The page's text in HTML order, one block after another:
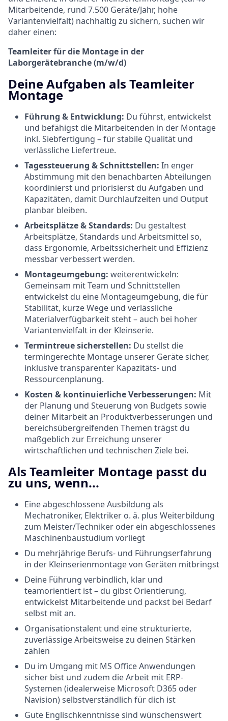
Mitarbeitende, rund 7.500 Geräte/Jahr, hohe
Variantenvielfalt) nachhaltig zu sichern, suchen wir
daher einen:
Teamleiter für die Montage in der
Laborgerätebranche (m/w/d)
Deine Aufgaben als Teamleiter
Montage
Führung & Entwicklung: Du führst, entwickelst
und befähigst die Mitarbeitenden in der Montage
inkl. Siebfertigung – für stabile Qualität und
verlässliche Liefertreue.
Tagessteuerung & Schnittstellen: In enger
Abstimmung mit den benachbarten Abteilungen
koordinierst und priorisierst du Aufgaben und
Kapazitäten, damit Durchlaufzeiten und Output
planbar bleiben.
Arbeitsplätze & Standards: Du gestaltest
Arbeitsplätze, Standards und Arbeitsmittel so,
dass Ergonomie, Arbeitssicherheit und Effizienz
messbar verbessert werden.
Montageumgebung: weiterentwickeln:
Gemeinsam mit Team und Schnittstellen
entwickelst du eine Montageumgebung, die für
Stabilität, kurze Wege und verlässliche
Materialverfügbarkeit steht – auch bei hoher
Variantenvielfalt in der Kleinserie.
Termintreue sicherstellen: Du stellst die
termingerechte Montage unserer Geräte sicher,
inklusive transparenter Kapazitäts- und
Ressourcenplanung.
Kosten & kontinuierliche Verbesserungen: Mit
der Planung und Steuerung von Budgets sowie
deiner Mitarbeit an Produktverbesserungen und
bereichsübergreifenden Themen trägst du
maßgeblich zur Erreichung unserer
wirtschaftlichen und technischen Ziele bei.
Als Teamleiter Montage passt du
zu uns, wenn...
Eine abgeschlossene Ausbildung als
Mechatroniker, Elektriker o. ä. plus Weiterbildung
zum Meister/Techniker oder ein abgeschlossenes
Maschinenbaustudium vorliegt
Du mehrjährige Berufs- und Führungserfahrung
in der Kleinserienmontage von Geräten mitbringst
Deine Führung verbindlich, klar und
teamorientiert ist – du gibst Orientierung,
entwickelst Mitarbeitende und packst bei Bedarf
selbst mit an.
Organisationstalent und eine strukturierte,
zuverlässige Arbeitsweise zu deinen Stärken
zählen
Du im Umgang mit MS Office Anwendungen
sicher bist und zudem die Arbeit mit ERP-
Systemen (idealerweise Microsoft D365 oder
Navision) selbstverständlich für dich ist
Gute Englischkenntnisse sind wünschenswert